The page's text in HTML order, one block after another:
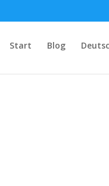
Start Blog